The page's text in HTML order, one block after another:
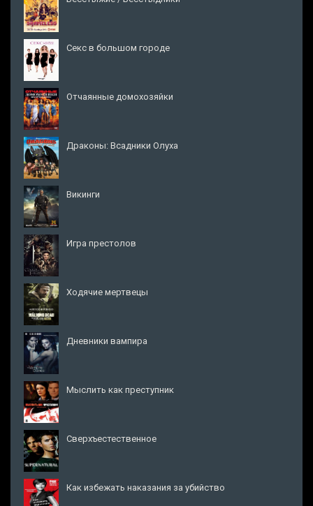
Секс в большом городе
Отчаянные домохозяйки
Драконы: Всадники Олуха
Викинги
Игра престолов
Ходячие мертвецы
Дневники вампира
Мыслить как преступник
Сверхъестественное
Как избежать наказания за убийство